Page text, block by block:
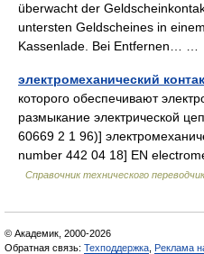
überwacht der
untersten Geldscheines in
Kassenlade. Bei Entfernen… …
электромеханический
которого обеспечивают
размыкание электрической
60669 2 1 96)]
number 442 04 18] EN
Справочник технического
© Академик, 2000-2026
Обратная связь: Техподдержка Реклама